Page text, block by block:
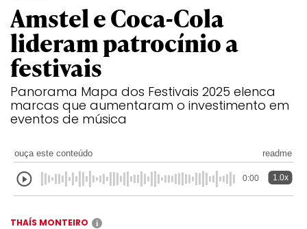
Amstel e Coca-Cola
lideram patrocínio a
festivais
Panorama Mapa dos Festivais 2025 elenca
marcas que aumentaram o investimento em
eventos de música
ouça este conteúdo readme
0:00 1.0x
THAÍS MONTEIRO i